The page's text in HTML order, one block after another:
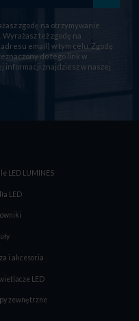
zgodę na otrzymywanie
też zgodę na
email) w tym celu. Zgodę
do tego link w
informacji znajdziesz w naszej
LED LUMINES
LED
i akcesoria
LED
zewnętrzne